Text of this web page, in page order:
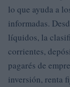
lo que ayuda a
informadas.
líquidos, la
corrientes,
pagarés de
inversión, renta